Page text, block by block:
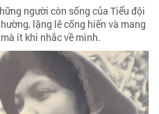
người còn sống của Tiểu đội
lặng lẽ cống hiến và mang
ít khi nhắc về mình.